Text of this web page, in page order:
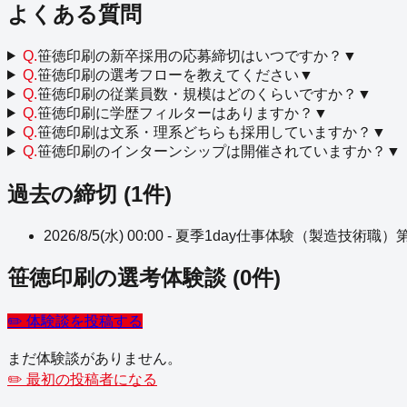
よくある質問
Q.笹徳印刷の新卒採用の応募締切はいつですか？ ▼
Q.笹徳印刷の選考フローを教えてください ▼
Q.笹徳印刷の従業員数・規模はどのくらいですか？ ▼
Q.笹徳印刷に学歴フィルターはありますか？ ▼
Q.笹徳印刷は文系・理系どちらも採用していますか？ ▼
Q.笹徳印刷のインターンシップは開催されていますか？ ▼
過去の締切 (1件)
2026/8/5(水) 00:00 - 夏季1day仕事体験（製造技術職）
笹徳印刷の選考体験談 (0件)
✏️ 体験談を投稿する
まだ体験談がありません。
✏️ 最初の投稿者になる